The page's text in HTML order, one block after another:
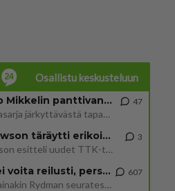
Osallistu keskusteluun
Muistatko Mikkelin panttivankidraaman?
Uusi draamasarja järkyttävästä tapauksesta on tulossa. Tositapahtumiin perustuva sarja ammentaa vuoden 1986 Mikkelin pan
47
Ernest Lawson täräytti erikoisen heiton TTK-lehdistötilaisuudessa: " Onko tässä tarkoituksena...?"
Ernest Lawson esitteli uudet TTK-tähtioppilaat ja opettajat torstaina 6.8. lehdistölle. Tulevalla kaudella on yksi hausk
3
Jos SDP ei voita reilusti, persut kumoavat demokratian Suomesta
Näin tekisi ainakin Rydman seuratessaan idolinsa Trumpin mallia https://www.is.fi/politiikka/art-2000012187244.html
607